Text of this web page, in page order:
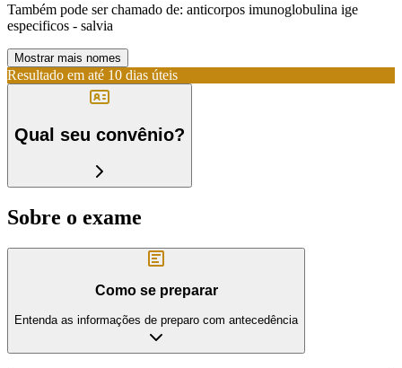
Também pode ser chamado de: anticorpos imunoglobulina ige
especificos - salvia
Mostrar mais nomes
Resultado em até 10 dias úteis
Qual seu convênio?
Sobre o exame
Como se preparar
Entenda as informações de preparo com antecedência